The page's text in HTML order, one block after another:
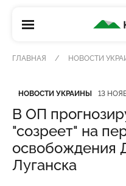
ГЛАВНАЯ НОВОСТИ
Категория
НОВОСТИ УКРАИНЫ
Дата публикации 13
В ОП
"созреет" на
освобождения
Луганска